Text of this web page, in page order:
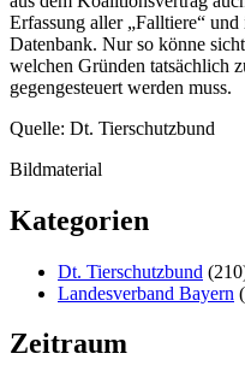
Erfassung aller „Falltiere“
Datenbank. Nur so könne
welchen Gründen tatsächlich
gegengesteuert werden muss.
Quelle: Dt. Tierschutzbund
Bildmaterial
Kategorien
Dt. Tierschutzbund
Landesverband Bayern
Zeitraum